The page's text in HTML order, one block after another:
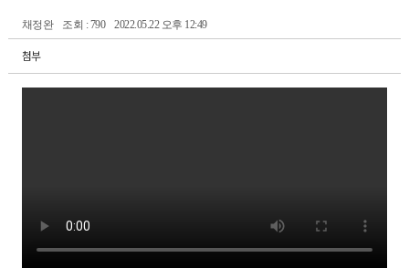
채정완 조회 : 790 2022.05.22 오후 12:49
첨부